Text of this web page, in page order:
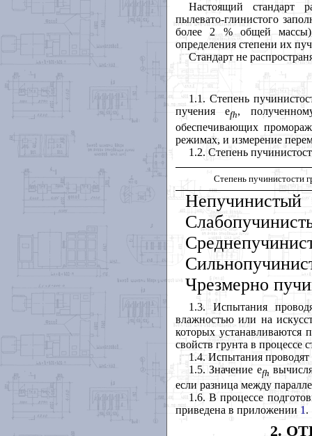
Настоящий стандарт
пылевато-глинистого
более 2 % общей массы),
определения степени их
Стандарт не
1.1 . Степень
пученияefh,
обеспечивающих
режимах, и измерение
1.2. Степень
Степень пучинистости
Непучинистый
Чрезмерно
1.3. Испытания
влажностью или на
которых устанавливаются
свойств грунта в процессе
1.4. Испытания проводят
1.5. Значение efh
если разница между
1.6. В процессе
приведена в приложении 1 .
2.